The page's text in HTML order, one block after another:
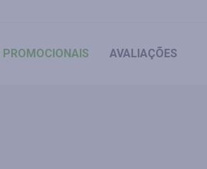
PROMOCIONAIS AVALIAÇÕES